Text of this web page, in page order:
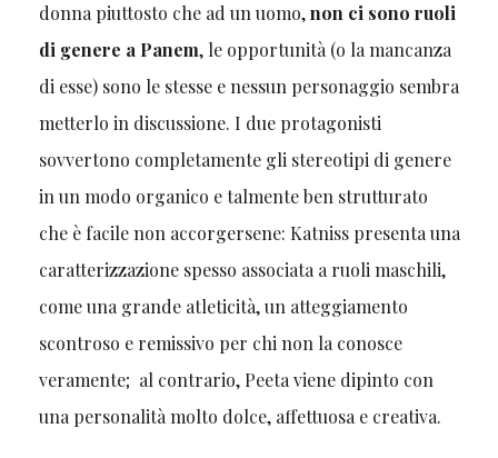
donna piuttosto che ad un uomo,non ci sono ruoli
di genere a Panem, le opportunità (o la mancanza
di esse) sono le stesse e nessun personaggio sembra
metterlo in discussione. I due protagonisti
sovvertono completamente gli stereotipi di genere
in un modo organico e talmente ben strutturato
che è facile non accorgersene: Katniss presenta una
caratterizzazione spesso associata a ruoli maschili,
come una grande atleticità, un atteggiamento
scontroso e remissivo per chi non la conosce
veramente; al contrario, Peeta viene dipinto con
una personalità molto dolce, affettuosa e creativa.